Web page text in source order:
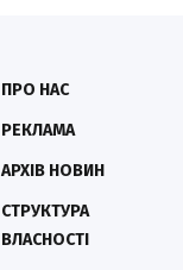
ПРО НАС
РЕКЛАМА
АРХІВ НОВИН
СТРУКТУРА
ВЛАСНОСТІ